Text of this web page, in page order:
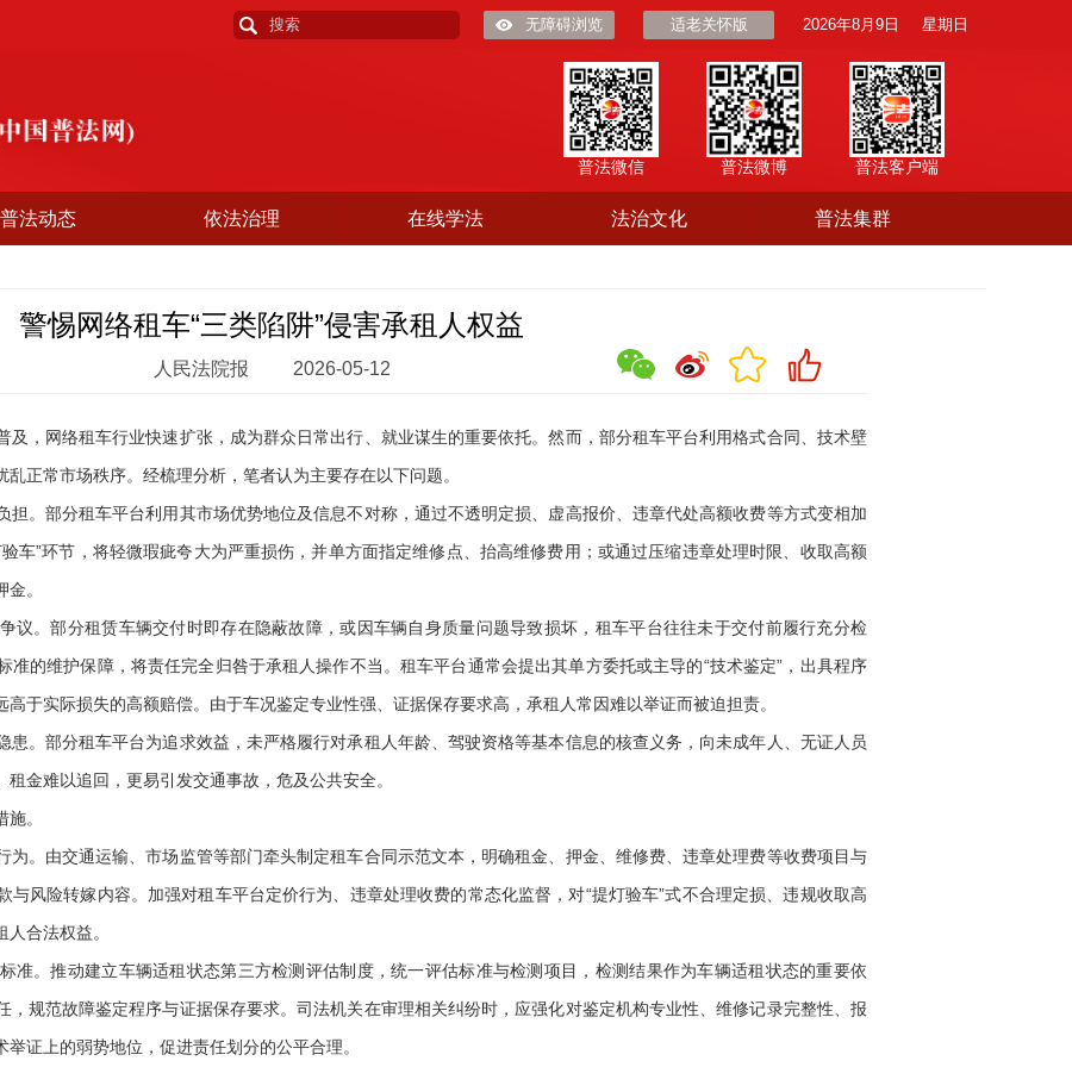
无障碍浏览 适老关怀版 2026年8月9日 星期日
普法客户端
普法微博
普法微信
普法动态 依法治理 在线学法 法治文化 普法集群
警惕网络租车“三类陷阱”侵害承租人权益
人民法院报 2026-05-12
，网络租车行业快速扩张，成为群众日常出行、就业谋生的重要依托。然而，部分租车平台利用格式合同、技术壁
正常市场秩序。经梳理分析，笔者认为主要存在以下问题。
部分租车平台利用其市场优势地位及信息不对称，通过不透明定损、虚高报价、违章代处高额收费等方式变相加
车”环节，将轻微瑕疵夸大为严重损伤，并单方面指定维修点、抬高维修费用；或通过压缩违章处理时限、收取高额
。
。部分租赁车辆交付时即存在隐蔽故障，或因车辆自身质量问题导致损坏，租车平台往往未于交付前履行充分检
准的维护保障，将责任完全归咎于承租人操作不当。租车平台通常会提出其单方委托或主导的“技术鉴定”，出具程序
于实际损失的高额赔偿。由于车况鉴定专业性强、证据保存要求高，承租人常因难以举证而被迫担责。
部分租车平台为追求效益，未严格履行对承租人年龄、驾驶资格等基本信息的核查义务，向未成年人、无证人员
金难以追回，更易引发交通事故，危及公共安全。
。
。由交通运输、市场监管等部门牵头制定租车合同示范文本，明确租金、押金、维修费、违章处理费等收费项目与
风险转嫁内容。加强对租车平台定价行为、违章处理收费的常态化监督，对“提灯验车”式不合理定损、违规收取高
合法权益。
。推动建立车辆适租状态第三方检测评估制度，统一评估标准与检测项目，检测结果作为车辆适租状态的重要依
，规范故障鉴定程序与证据保存要求。司法机关在审理相关纠纷时，应强化对鉴定机构专业性、维修记录完整性、报
证上的弱势地位，促进责任划分的公平合理。